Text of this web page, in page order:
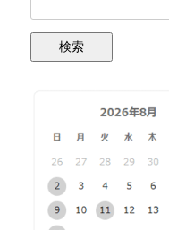
検索